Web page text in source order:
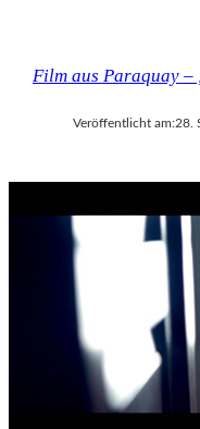
Film aus Paraquay
Veröffentlicht am:28.